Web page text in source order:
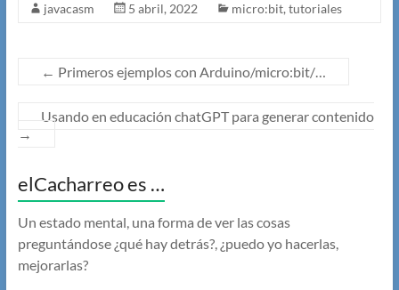
javacasm 5 abril, 2022 micro:bit,tutoriales
← Primeros ejemplos con Arduino/micro:bit/…
Usando en educación chatGPT para generar contenido
→
elCacharreo es …
Un estado mental, una forma de ver las cosas
preguntándose ¿qué hay detrás?, ¿puedo yo hacerlas,
mejorarlas?